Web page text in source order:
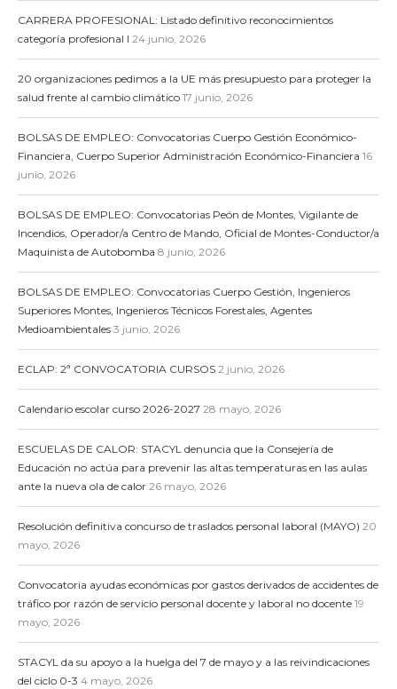
CARRERA PROFESIONAL: Listado definitivo reconocimientos
categoría profesional I 24 junio, 2026
20 organizaciones pedimos a la UE más presupuesto para proteger la
salud frente al cambio climático 17 junio, 2026
BOLSAS DE EMPLEO: Convocatorias Cuerpo Gestión Económico-
Financiera, Cuerpo Superior Administración Económico-Financiera 16
junio, 2026
BOLSAS DE EMPLEO: Convocatorias Peón de Montes, Vigilante de
Incendios, Operador/a Centro de Mando, Oficial de Montes-Conductor/a
Maquinista de Autobomba 8 junio, 2026
BOLSAS DE EMPLEO: Convocatorias Cuerpo Gestión, Ingenieros
Superiores Montes, Ingenieros Técnicos Forestales, Agentes
Medioambientales 3 junio, 2026
ECLAP: 2ª CONVOCATORIA CURSOS 2 junio, 2026
Calendario escolar curso 2026-2027 28 mayo, 2026
ESCUELAS DE CALOR: STACYL denuncia que la Consejería de
Educación no actúa para prevenir las altas temperaturas en las aulas
ante la nueva ola de calor 26 mayo, 2026
Resolución definitiva concurso de traslados personal laboral (MAYO) 20
mayo, 2026
Convocatoria ayudas económicas por gastos derivados de accidentes de
tráfico por razón de servicio personal docente y laboral no docente 19
mayo, 2026
STACYL da su apoyo a la huelga del 7 de mayo y a las reivindicaciones
del ciclo 0-3 4 mayo, 2026